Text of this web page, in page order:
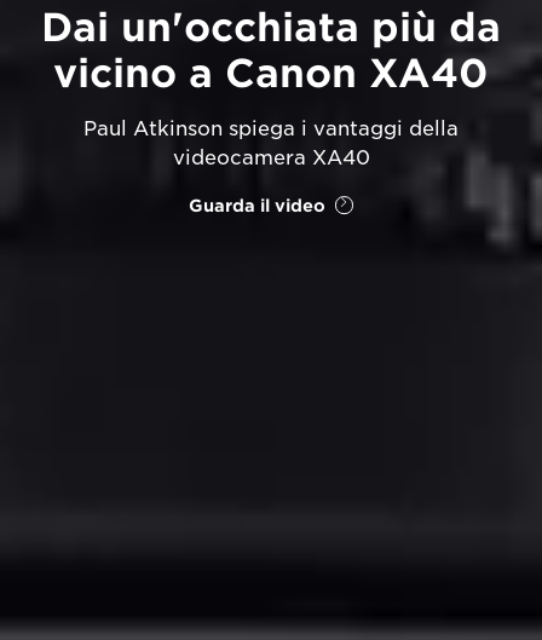
Dai un'occhiata più da
vicino a Canon XA40
Paul Atkinson spiega i vantaggi della
videocamera XA40
Guarda il video